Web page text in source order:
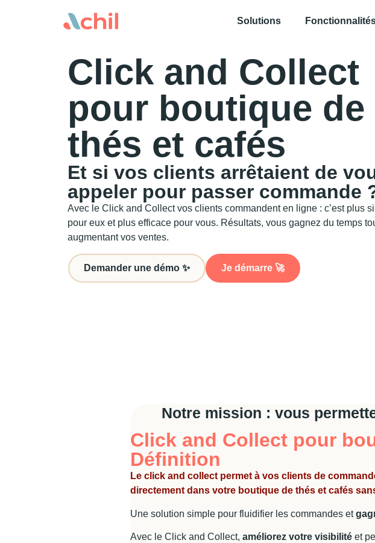
Solutions
Click and Collect
pour boutique de
thés et cafés
Et si vos clients arrêtaient de
appeler pour passer commande
Avec le Click and Collect vos clients commandent en ligne : c’est plus
pour eux et plus efficace pour vous. Résultats, vous gagnez du temps
augmentant vos ventes.
Demander une démo ✨ Je démarre 🚀
Notre mission : vous
Click and Collect pour
Définition
Le click and collect permet à vos clients de
directement dans votre boutique de thés et cafés
Une solution simple pour fluidifier les commandes et
Avec le Click and Collect, améliorez votre visibilité et